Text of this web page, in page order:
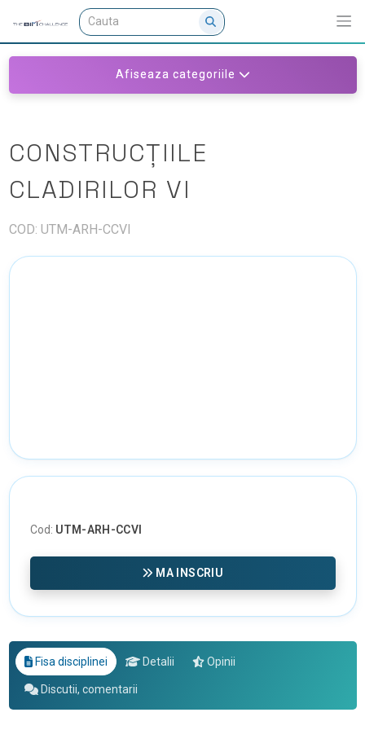
Afiseaza categoriile
CONSTRUCȚIILE
CLADIRILOR VI
COD: UTM-ARH-CCVI
Cod: UTM-ARH-CCVI
MA INSCRIU
Fisa disciplinei Detalii Opinii
Discutii, comentarii